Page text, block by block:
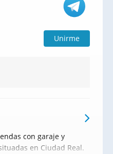
Unirme
con garaje y
en Ciudad Real.